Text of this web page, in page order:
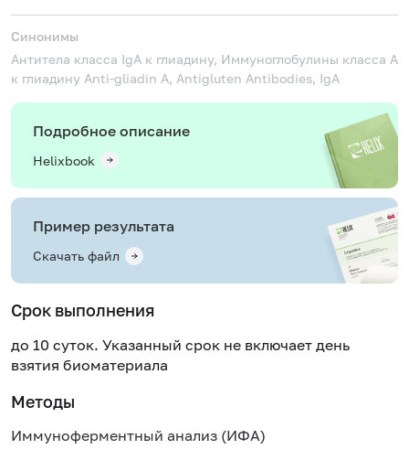
Синонимы
Антитела класса IgA к глиадину, Иммуноглобулины класса А
к глиадину Anti-gliadin A, Antigluten Antibodies, IgA
Подробное описание
Helixbook
Пример результата
Скачать файл
Срок выполнения
до 10 суток. Указанный срок не включает день
взятия биоматериала
Методы
Иммуноферментный анализ (ИФА)